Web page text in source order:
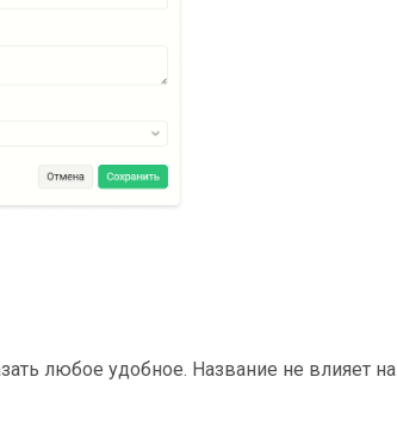
любое удобное. Название не влияет на